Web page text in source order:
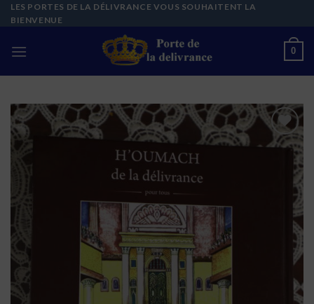
SkipLES PORTES DE LA DÉLIVRANCE VOUS SOUHAITENT LA
BIENVENUE
0
Ajouter
à la liste
souhaits